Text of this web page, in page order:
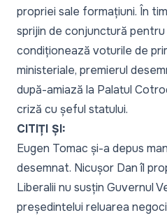
propriei sale formațiuni. În
sprijin de conjunctură pentru
condiționează voturile de
ministeriale, premierul
după-amiază la Palatul
criză cu șeful statului.
CITIȚI ȘI:
Eugen Tomac și-a depus
desemnat. Nicușor Dan îl
Liberalii nu susțin Guvernul
președintelui reluarea